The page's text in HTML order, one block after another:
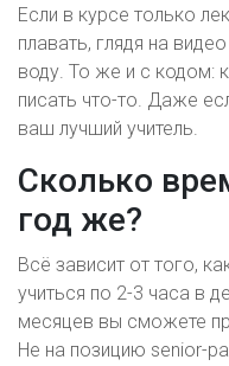
Если в курсе только
плавать, глядя на
воду. То же и с кодом:
писать что-то. Даже
ваш лучший учитель.
Сколько
год же?
Всё зависит от того,
учиться по 2-3 часа в
месяцев вы сможете
Не на позицию senior-